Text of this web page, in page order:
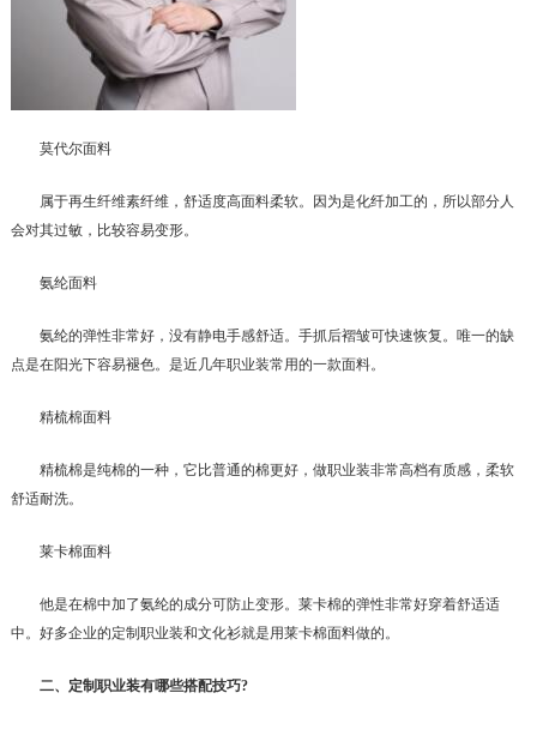
莫代尔面料
属于再生纤维素纤维，舒适度高面料柔软。因为是化纤加工的，所以部分人
会对其过敏，比较容易变形。
氨纶面料
氨纶的弹性非常好，没有静电手感舒适。手抓后褶皱可快速恢复。唯一的缺
点是在阳光下容易褪色。是近几年职业装常用的一款面料。
精梳棉面料
精梳棉是纯棉的一种，它比普通的棉更好，做职业装非常高档有质感，柔软
舒适耐洗。
莱卡棉面料
他是在棉中加了氨纶的成分可防止变形。莱卡棉的弹性非常好穿着舒适适
中。好多企业的定制职业装和文化衫就是用莱卡棉面料做的。
二、定制职业装有哪些搭配技巧?